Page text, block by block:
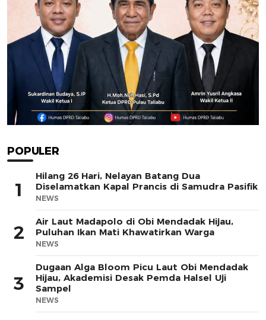
POPULER
1
Hilang 26 Hari, Nelayan Batang Dua
Diselamatkan Kapal Prancis di Samudra Pasifik
NEWS
2
Air Laut Madapolo di Obi Mendadak Hijau,
Puluhan Ikan Mati Khawatirkan Warga
NEWS
3
Dugaan Alga Bloom Picu Laut Obi Mendadak
Hijau, Akademisi Desak Pemda Halsel Uji
Sampel
NEWS